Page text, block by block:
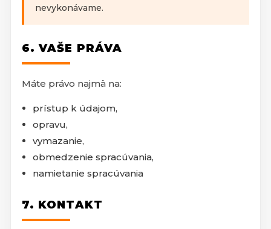
nevykonávame.
6. VAŠE PRÁVA
Máte právo najmä na:
prístup k údajom,
opravu,
vymazanie,
obmedzenie spracúvania,
namietanie spracúvania
7. KONTAKT